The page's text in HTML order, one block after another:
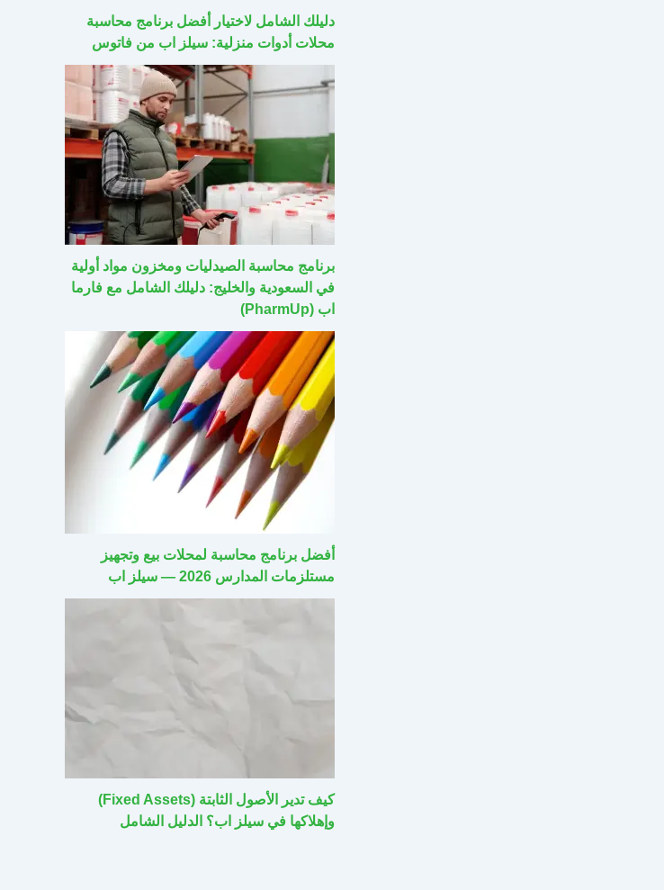
دليلك الشامل لاختيار أفضل برنامج محاسبة
محلات أدوات منزلية: سيلز اب من فاتوس
برنامج محاسبة الصيدليات ومخزون مواد أولية
في السعودية والخليج: دليلك الشامل مع فارما
اب (PharmUp)
أفضل برنامج محاسبة لمحلات بيع وتجهيز
مستلزمات المدارس 2026 — سيلز اب
كيف تدير الأصول الثابتة (Fixed Assets)
وإهلاكها في سيلز اب؟ الدليل الشامل